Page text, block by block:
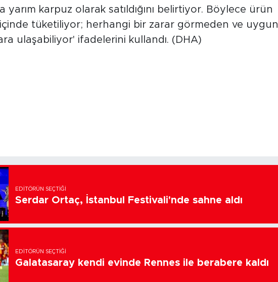
yarım karpuz olarak satıldığını belirtiyor. Böylece ürün
tüketiliyor; herhangi bir zarar görmeden ve uygun
ulaşabiliyor' ifadelerini kullandı. (DHA)
EDITÖRÜN SEÇTIĞI
Serdar Ortaç, İstanbul Festivali'nde sahne aldı
EDITÖRÜN SEÇTIĞI
Galatasaray kendi evinde Rennes ile berabere kaldı